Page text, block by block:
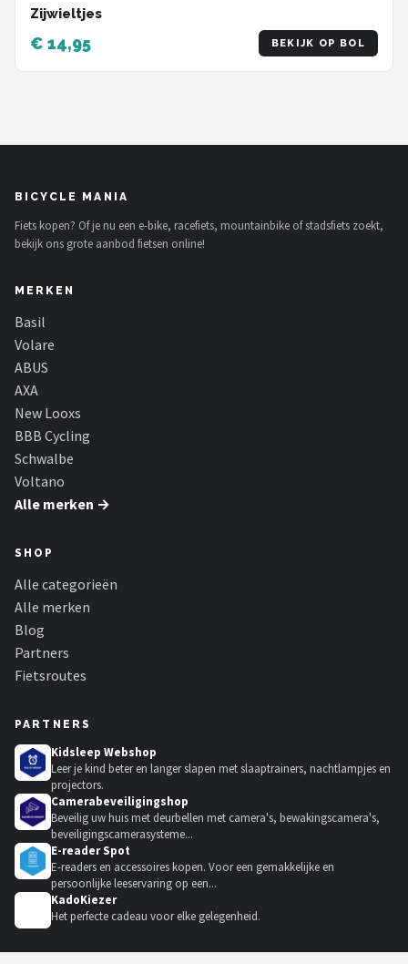
Zijwieltjes
€ 14,95 BEKIJK OP BOL
BICYCLE MANIA
Fiets kopen? Of je nu een e-bike, racefiets, mountainbike of stadsfiets zoekt,
bekijk ons grote aanbod fietsen online!
MERKEN
Basil
Volare
ABUS
AXA
New Looxs
BBB Cycling
Schwalbe
Voltano
Alle merken →
SHOP
Alle categorieën
Alle merken
Blog
Partners
Fietsroutes
PARTNERS
Kidsleep Webshop
Leer je kind beter en langer slapen met slaaptrainers, nachtlampjes en
projectors.
Camerabeveiligingshop
Beveilig uw huis met deurbellen met camera's, bewakingscamera's,
beveiligingscamerasysteme...
E-reader Spot
E-readers en accessoires kopen. Voor een gemakkelijke en
persoonlijke leeservaring op een...
KadoKiezer
Het perfecte cadeau voor elke gelegenheid.